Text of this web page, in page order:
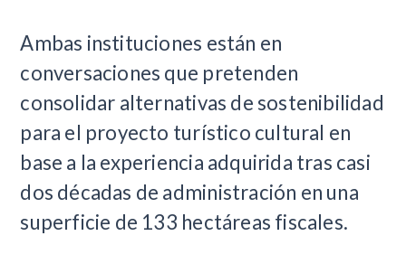
​Ambas instituciones están en
conversaciones que pretenden
consolidar alternativas de sostenibilidad
para el proyecto turístico cultural en
base a la experiencia adquirida tras casi
dos décadas de administración en una
superficie de 133 hectáreas fiscales.